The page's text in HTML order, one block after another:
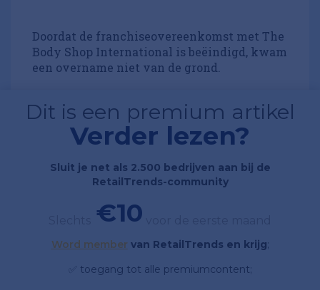
Doordat de franchiseovereenkomst met The
Body Shop International is beëindigd, kwam
een overname niet van de grond.
Dit is een premium artikel
Verder lezen?
Sluit je net als 2.500 bedrijven aan bij de
RetailTrends-community
€10
Word member van RetailTrends en krijg;
✅ toegang tot alle premiumcontent;